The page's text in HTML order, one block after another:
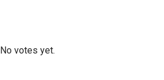
No votes yet.